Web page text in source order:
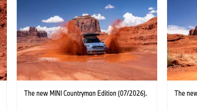
The new MINI Countryman Edition (07/2026). The